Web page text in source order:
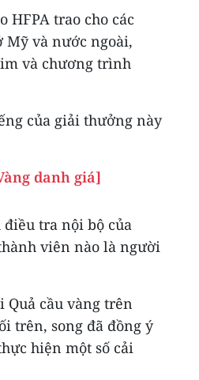
trao cho các
Mỹ và nước ngoài,
và chương trình
của giải thưởng này
danh giá]
tra nội bộ của
viên nào là người
cầu vàng trên
trên, song đã đồng ý
hiện một số cải